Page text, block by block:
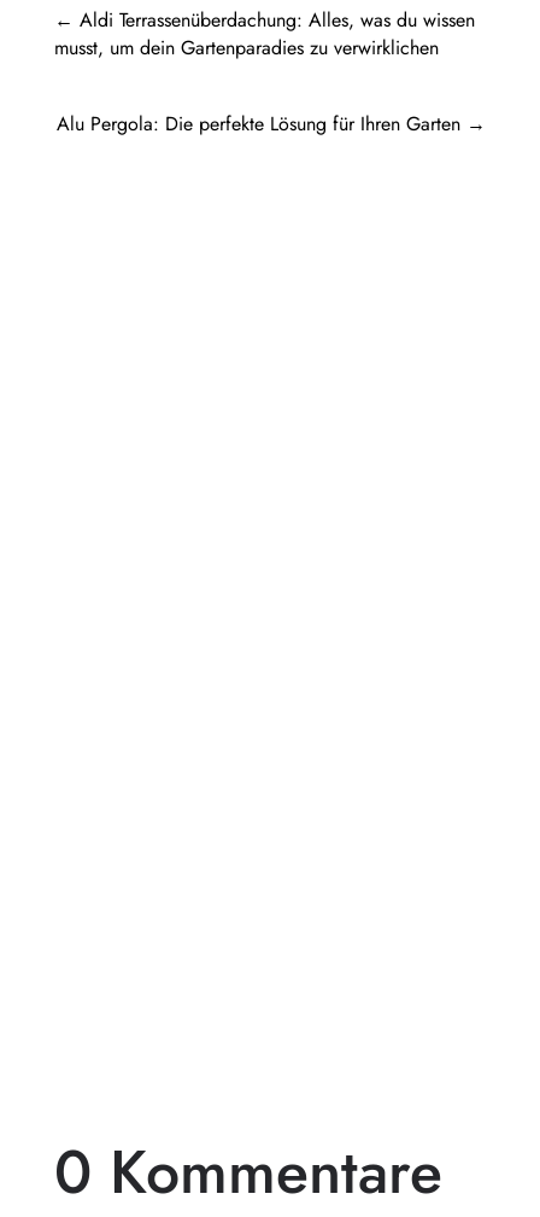
← Aldi Terrassenüberdachung: Alles, was du wissen
musst, um dein Gartenparadies zu verwirklichen
Alu Pergola: Die perfekte Lösung für Ihren Garten →
0 Kommentare